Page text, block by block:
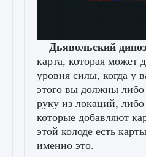
Дьявольский
карта, которая может
уровня силы, когда у
этого вы должны
руку из локаций,
которые добавляют
этой колоде есть
именно это.